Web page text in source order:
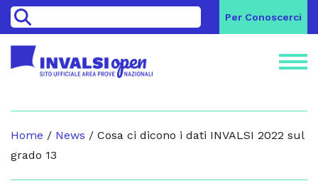
> Per Conoscerci
Home / News / Cosa ci dicono i dati INVALSI 2022 sul
grado 13